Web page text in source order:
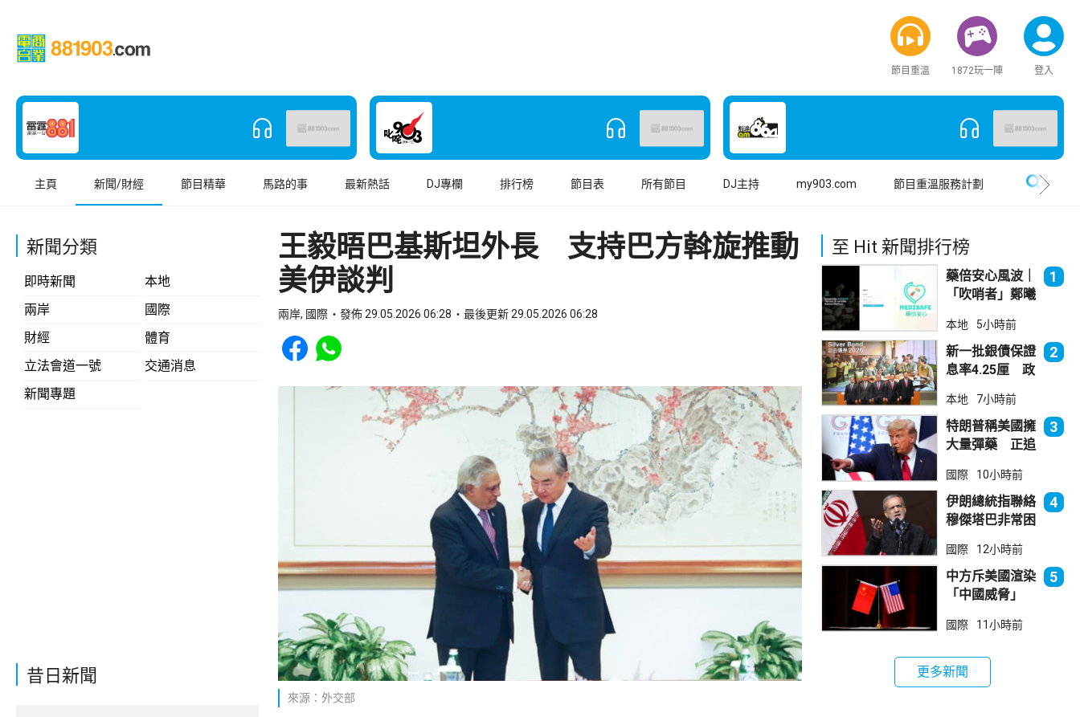
節目重溫 1872玩一陣 登入
主頁 新聞/財經 節目精華 馬路的事 最新熱話 DJ專欄 排行榜 節目表 所有節目 DJ主持 my903.com 節目重溫服務計劃
新聞分類
即時新聞
本地
兩岸
國際
財經
體育
立法會道一號
交通消息
新聞專題
昔日新聞
王毅晤巴基斯坦外長 支持巴方斡旋推動
美伊談判
兩岸, 國際 發佈 29.05.2026 06:28 最後更新 29.05.2026 06:28
Share to Facebook
Share to WhatsApp
來源：外交部
至 Hit 新聞排行榜
藥倍安心風波｜
「吹哨者」鄭曦
進行刑事調查
1
本地 5小時前
新一批銀債保證
息率4.25厘 政
吸引力
2
本地 7小時前
特朗普稱美國擁
大量彈藥 正追
者」
3
國際 10小時前
伊朗總統指聯絡
穆傑塔巴非常困
製造分裂
4
國際 12小時前
中方斥美國渲染
「中國威脅」
與華為合作
5
國際 11小時前
更多新聞